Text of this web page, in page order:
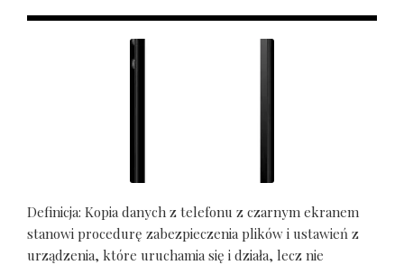
Definicja: Kopia danych z telefonu z czarnym ekranem
stanowi procedurę zabezpieczenia plików i ustawień z
urządzenia, które uruchamia się i działa, lecz nie